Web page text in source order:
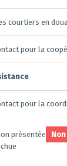
courtiers en
pour la
pour la
présentée Non